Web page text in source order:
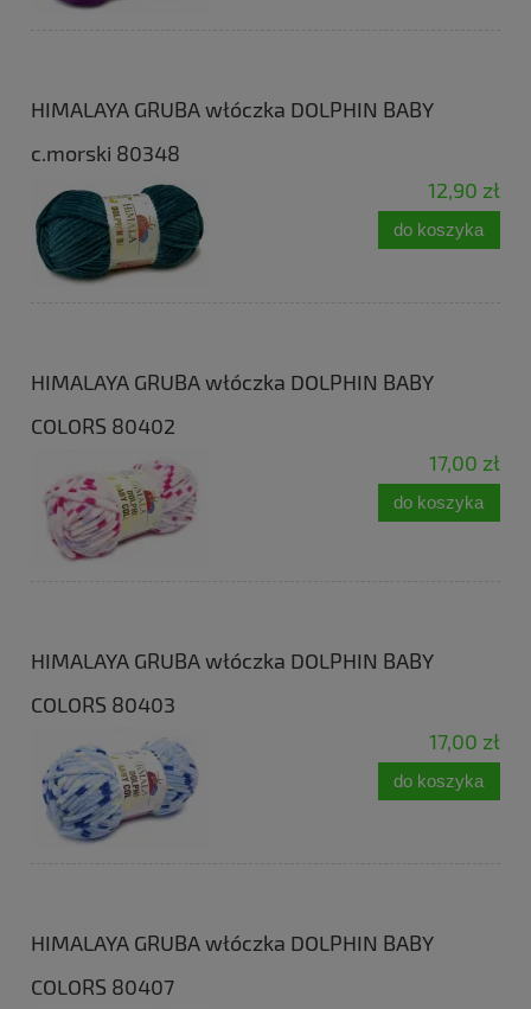
HIMALAYA GRUBA włóczka DOLPHIN BABY
c.morski 80348
12,90 zł
do koszyka
HIMALAYA GRUBA włóczka DOLPHIN BABY
COLORS 80402
17,00 zł
do koszyka
HIMALAYA GRUBA włóczka DOLPHIN BABY
COLORS 80403
17,00 zł
do koszyka
HIMALAYA GRUBA włóczka DOLPHIN BABY
COLORS 80407